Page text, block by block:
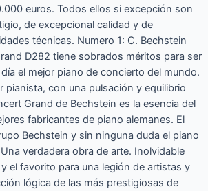
euros. Todos ellos si excepción son
de excepcional calidad y de
técnicas. Numero 1: C. Bechstein
D282 tiene sobrados méritos para ser
el mejor piano de concierto del mundo.
pianista, con una pulsación y equilibrio
Grand de Bechstein es la esencia del
fabricantes de piano alemanes. El
Bechstein y sin ninguna duda el piano
verdadera obra de arte. Inolvidable
el favorito para una legión de artistas y
lógica de las más prestigiosas de